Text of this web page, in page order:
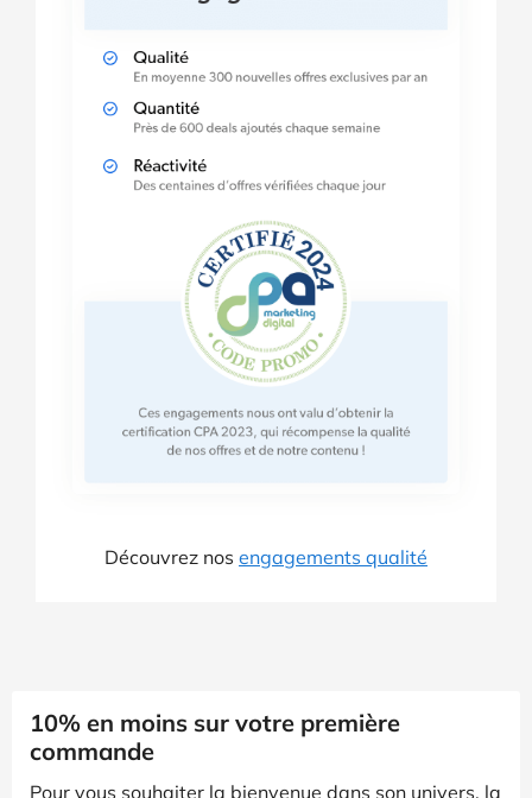
Découvrez nos engagements qualité
10% en moins sur votre première
commande
Pour vous souhaiter la bienvenue dans son univers, la